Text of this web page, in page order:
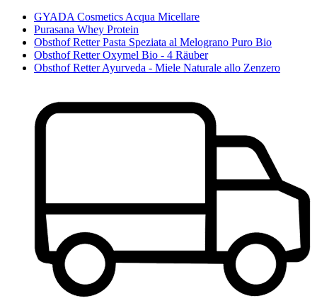
GYADA Cosmetics Acqua Micellare
Purasana Whey Protein
Obsthof Retter Pasta Speziata al Melograno Puro Bio
Obsthof Retter Oxymel Bio - 4 Räuber
Obsthof Retter Ayurveda - Miele Naturale allo Zenzero